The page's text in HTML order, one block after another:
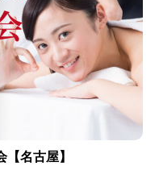
名古屋】